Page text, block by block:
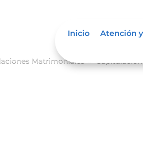
Inicio Atención
Matrimoniales